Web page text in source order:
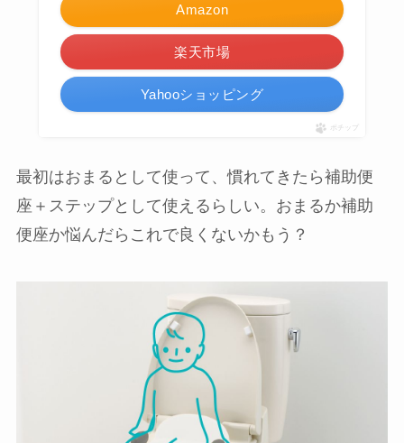
Amazon
楽天市場
Yahooショッピング
ポチップ
最初はおまるとして使って、慣れてきたら補助便
座＋ステップとして使えるらしい。おまるか補助
便座か悩んだらこれで良くないかもう？